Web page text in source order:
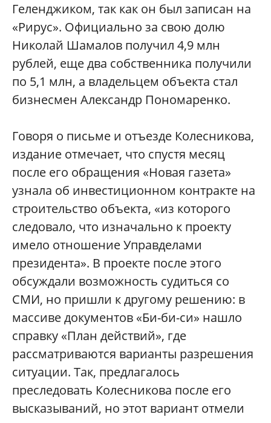
Геленджиком, так как он был записан на
«Рирус». Официально за свою долю
Николай Шамалов получил 4,9 млн
рублей, еще два собственника получили
по 5,1 млн, а владельцем объекта стал
бизнесмен Александр Пономаренко.
Говоря о письме и отъезде Колесникова,
издание отмечает, что спустя месяц
после его обращения «Новая газета»
узнала об инвестиционном контракте на
строительство объекта, «из которого
следовало, что изначально к проекту
имело отношение Управделами
президента». В проекте после этого
обсуждали возможность судиться со
СМИ, но пришли к другому решению: в
массиве документов «Би-би-си» нашло
справку «План действий», где
рассматриваются варианты разрешения
ситуации. Так, предлагалось
преследовать Колесникова после его
высказываний, но этот вариант отмели